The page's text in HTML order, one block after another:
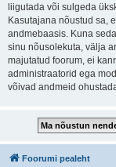
liigutada või sulgeda
Kasutajana nõustud sa,
andmebaasis. Kuna
sinu nõusolekuta, välja
majutatud foorum, ei
administraatorid ega
võivad andmeid
Foorumi pealeht